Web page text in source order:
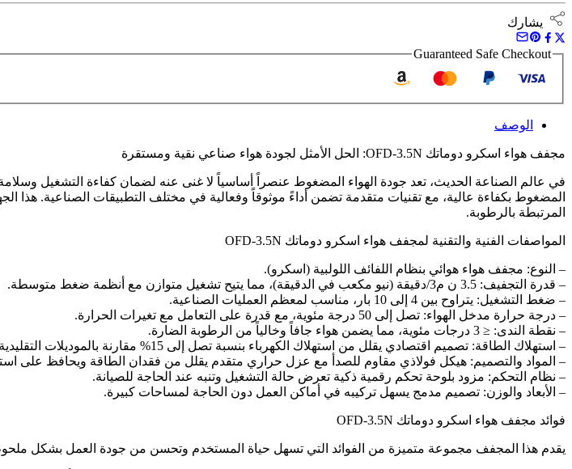
يشارك
Guaranteed Safe Checkout
الوصف
مجفف هواء اسكرو دوماتك OFD-3.5N: الحل الأمثل لجودة هواء صناعي نقية ومستقرة
المضغوط بكفاءة عالية، مع تقنيات متقدمة تضمن أداءً موثوقاً وفعالية في مختلف التطبيقات الصناعية.
المرتبطة بالرطوبة.
المواصفات الفنية والتقنية لمجفف هواء اسكرو دوماتك OFD-3.5N
– النوع: مجفف هواء هوائي بنظام اللفائف اللولبية (اسكرو).
– قدرة التجفيف: 3.5 ن م3/دقيقة (نيو مكعب في الدقيقة)، مما يتيح تشغيل متوازن مع أنظمة ضغط متوسطة.
– ضغط التشغيل: يتراوح بين 4 إلى 10 بار، مناسب لمعظم العمليات الصناعية.
– درجة حرارة مدخل الهواء: تصل إلى 50 درجة مئوية، مع قدرة على التعامل مع تغيرات الحرارة.
– نقطة الندى: ≤ 3 درجات مئوية، مما يضمن هواء جافاً وخالياً من الرطوبة الضارة.
– استهلاك الطاقة: تصميم اقتصادي يقلل من استهلاك الكهرباء بنسبة تصل إلى 15% مقارنة بالموديلات التقليدية.
– المواد والتصميم: هيكل فولاذي مقاوم للصدأ مع عزل حراري متقدم يقلل من فقدان الطاقة ويحافظ على
– نظام التحكم: مزود بلوحة تحكم رقمية ذكية تعرض حالة التشغيل وتنبه عند الحاجة للصيانة.
– الأبعاد والوزن: تصميم مدمج يسهل تركيبه في أماكن العمل دون الحاجة لمساحات كبيرة.
فوائد مجفف هواء اسكرو دوماتك OFD-3.5N
يقدم هذا المجفف مجموعة متميزة من الفوائد التي تسهل حياة المستخدم وتحسن من جودة العمل بشكل